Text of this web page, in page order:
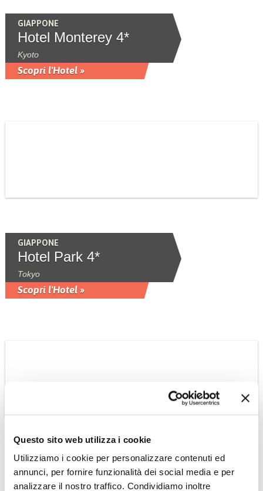
Questo sito web utilizza i cookie
Utilizziamo i cookie per personalizzare contenuti ed
annunci, per fornire funzionalità dei social media e per
analizzare il nostro traffico. Condividiamo inoltre
GIAPPONE
Hotel Monterey 4*
Kyoto
Scopri l'Hotel »
GIAPPONE
Hotel Park 4*
Tokyo
Scopri l'Hotel »
Hotel Rembrandt
Vicinissimo a importanti aree